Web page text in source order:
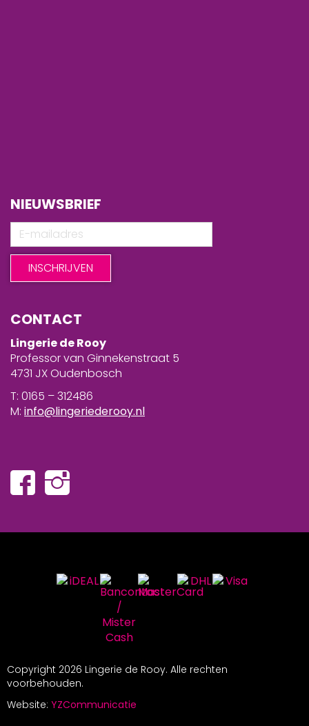
NIEUWSBRIEF
CONTACT
Lingerie de Rooy
Professor van Ginnekenstraat 5
4731 JX Oudenbosch
T: 0165 – 312486
M: info@lingeriederooy.nl
Copyright 2026 Lingerie de Rooy. Alle rechten
voorbehouden.
Website: YZCommunicatie